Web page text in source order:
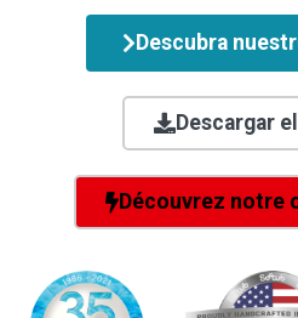
Descubra
Descargar
Découvrez notre